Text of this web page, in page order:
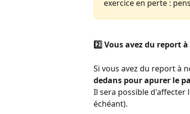
exercice en perte :
2️⃣ Vous avez du report
Si vous avez du report à
dedans pour apurer le
Il sera possible d'affecter
échéant).